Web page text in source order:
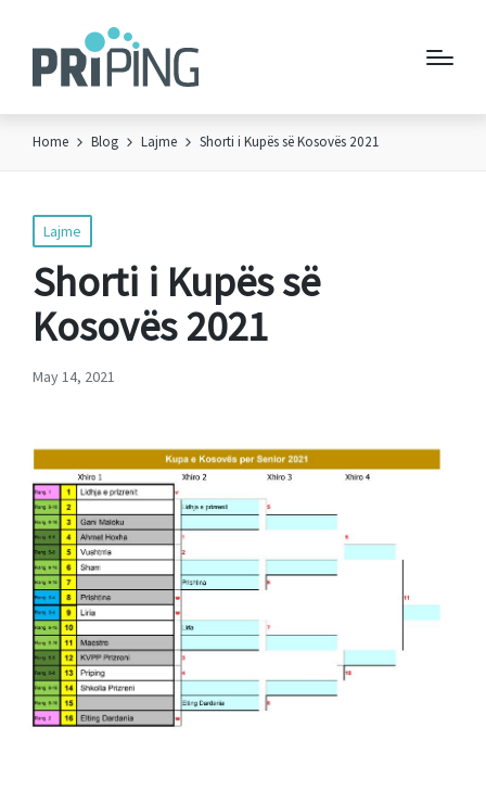
Home Blog Lajme Shorti i Kupës së Kosovës 2021
Posted
in
Lajme
Shorti i Kupës së
Kosovës 2021
May 14, 2021